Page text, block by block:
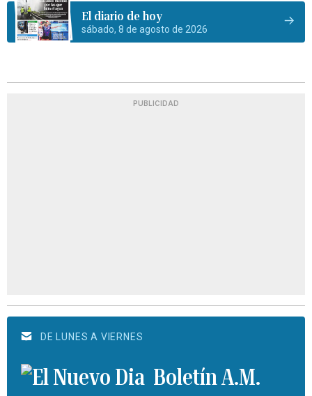
El diario de hoy
sábado, 8 de agosto de 2026
PUBLICIDAD
DE LUNES A VIERNES
Boletín A.M.